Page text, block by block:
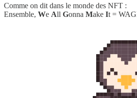
Comme on dit dans le monde des NFT :
Ensemble, We All Gonna Make It =